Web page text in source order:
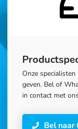
Onze
geven. Bel of
in contact met
Bel